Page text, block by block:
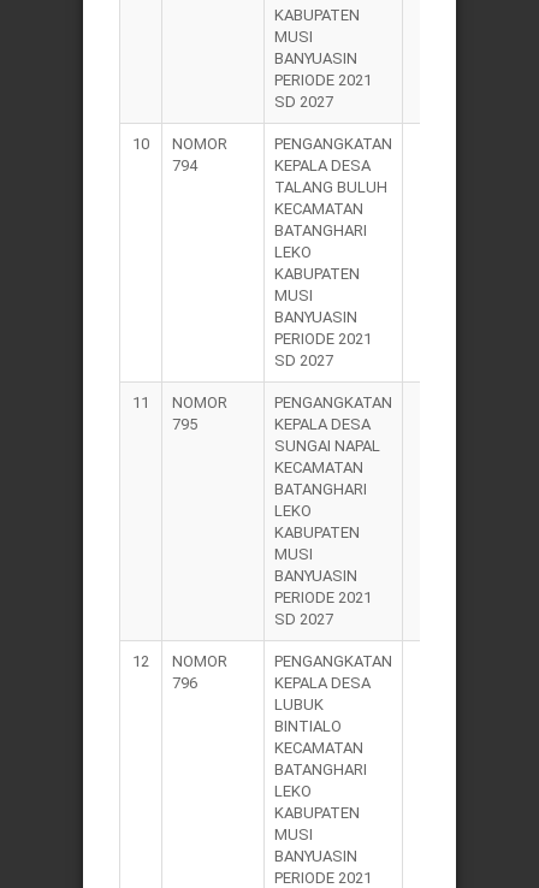
KABUPATEN
MUSI
BANYUASIN
PERIODE 2021
SD 2027
10
NOMOR
794
PENGANGKATAN
KEPALA DESA
TALANG BULUH
KECAMATAN
BATANGHARI
LEKO
KABUPATEN
MUSI
BANYUASIN
PERIODE 2021
SD 2027
11
NOMOR
795
PENGANGKATAN
KEPALA DESA
SUNGAI NAPAL
KECAMATAN
BATANGHARI
LEKO
KABUPATEN
MUSI
BANYUASIN
PERIODE 2021
SD 2027
12
NOMOR
796
PENGANGKATAN
KEPALA DESA
LUBUK
BINTIALO
KECAMATAN
BATANGHARI
LEKO
KABUPATEN
MUSI
BANYUASIN
PERIODE 2021